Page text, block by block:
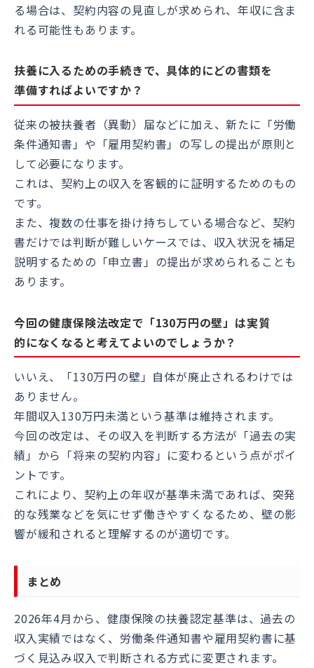
る場合は、契約内容の見直しが求められ、年収に含ま
れる可能性もあります。
扶養に入るための手続きで、具体的にどの書類を
準備すればよいですか？
従来の被扶養者（異動）届などに加え、新たに「労働
条件通知書」や「雇用契約書」の写しの提出が原則と
して必要になります。
これは、契約上の収入を客観的に証明するためのもの
です。
また、複数の仕事を掛け持ちしている場合など、契約
書だけでは判断が難しいケースでは、収入状況を補足
説明するための「申立書」の提出が求められることも
あります。
今回の健康保険法改定で「130万円の壁」は実質
的になくなると考えてよいのでしょうか？
いいえ、「130万円の壁」自体が廃止されるわけでは
ありません。
年間収入130万円未満という基準は維持されます。
今回の改定は、その収入を判断する方法が「過去の実
績」から「将来の契約内容」に変わるという点がポイ
ントです。
これにより、契約上の年収が基準未満であれば、突発
的な残業などを気にせず働きやすくなるため、壁の影
響が緩和されると理解するのが適切です。
まとめ
2026年4月から、健康保険の扶養認定基準は、過去の
収入実績ではなく、労働条件通知書や雇用契約書に基
づく見込み収入で判断される方式に変更されます。